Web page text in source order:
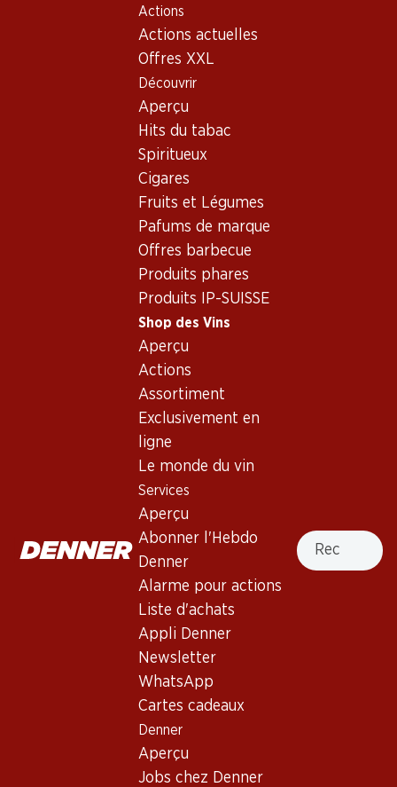
Actions
Actions actuelles
Offres XXL
Découvrir
Aperçu
Hits du tabac
Spiritueux
Cigares
Fruits et Légumes
Pafums de marque
Offres barbecue
Produits phares
Produits IP-SUISSE
Shop des Vins
Aperçu
Actions
Assortiment
Exclusivement en
ligne
Le monde du vin
Services
Aperçu
Abonner l'Hebdo
Denner
Alarme pour actions
Liste d'achats
Appli Denner
Newsletter
WhatsApp
Cartes cadeaux
Denner
Aperçu
Jobs chez Denner
Recherche
Shop des Vins
Suisse
Vaud
Noirillon Assemblage de cépages rouges AOC Vaud
Recto Verso
Noirillon Assemblage de
cépages rouges AOC Vaud
Vaud, 2023
Robe grenat brillant. Nez de cerises noires et de fines
herbes. Prélude plein, bouche bien structurée, avec une
au lieu de 39.–
Prix par pièce: 4.45 au lieu de 6.50